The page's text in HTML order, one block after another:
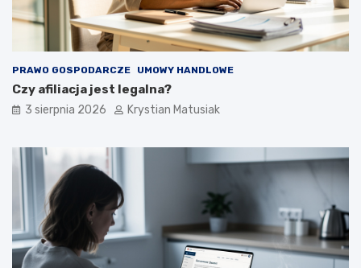
PRAWO GOSPODARCZE UMOWY HANDLOWE
Czy afiliacja jest legalna?
3 sierpnia 2026 Krystian Matusiak